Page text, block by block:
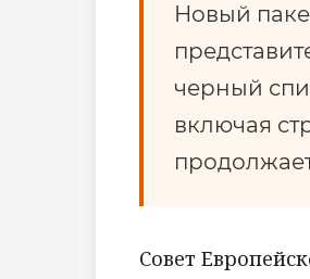
Новый
черный
включая
Совет